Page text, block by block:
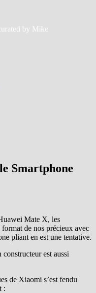
by Mike
Smartphone
Mate X, les
de nos précieux avec
pliant en est une tentative.
est aussi
de Xiaomi s’est fendu
: